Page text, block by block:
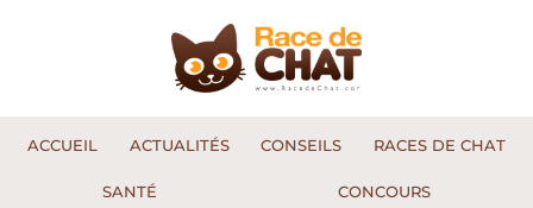
ACCUEIL ACTUALITÉS CONSEILS RACES DE CHAT
SANTÉ CONCOURS